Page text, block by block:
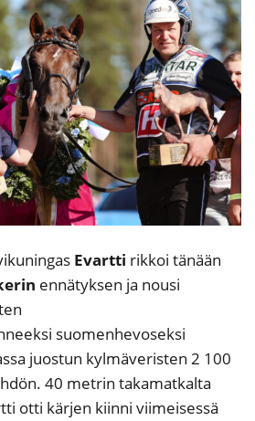
Evartti rikkoi tänään
ennätyksen ja nousi
suomenhevoseksi
juostun kylmäveristen 2 100
40 metrin takamatkalta
otti kärjen kiinni viimeisessä